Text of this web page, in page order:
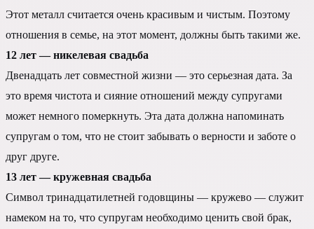
Этот металл считается очень красивым и чистым. Поэтому
отношения в семье, на этот момент, должны быть такими же.
12 лет — никелевая свадьба
Двенадцать лет совместной жизни — это серьезная дата. За
это время чистота и сияние отношений между супругами
может немного померкнуть. Эта дата должна напоминать
супругам о том, что не стоит забывать о верности и заботе о
друг друге.
13 лет — кружевная свадьба
Символ тринадцатилетней годовщины — кружево — служит
намеком на то, что супругам необходимо ценить свой брак,